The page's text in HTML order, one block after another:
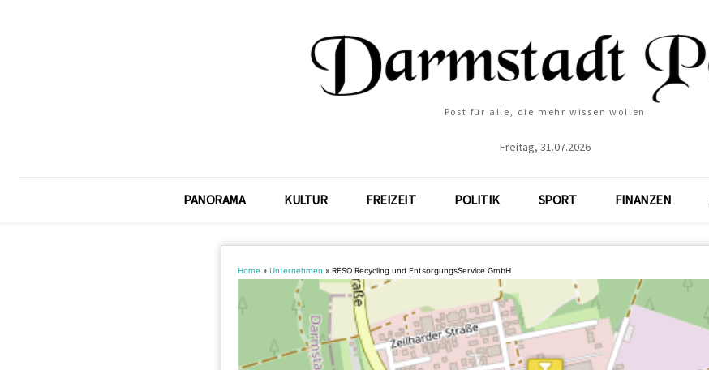
Post für alle, die mehr wissen wollen
Freitag, 31.07.2026
PANORAMA KULTUR FREIZEIT POLITIK SPORT FINANZEN
Home » Unternehmen » RESO Recycling und EntsorgungsService GmbH